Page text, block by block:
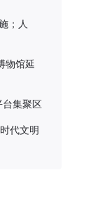
；人
物馆延
台集聚区
代文明